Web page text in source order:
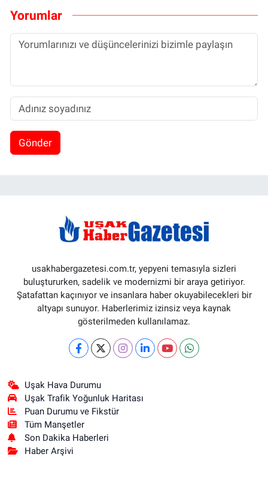
Yorumlar
Gönder
usakhabergazetesi.com.tr, yepyeni temasıyla sizleri
buluştururken, sadelik ve modernizmi bir araya getiriyor.
Şatafattan kaçınıyor ve insanlara haber okuyabilecekleri bir
altyapı sunuyor. Haberlerimiz izinsiz veya kaynak
gösterilmeden kullanılamaz.
Uşak Hava Durumu
Uşak Trafik Yoğunluk Haritası
Puan Durumu ve Fikstür
Tüm Manşetler
Son Dakika Haberleri
Haber Arşivi